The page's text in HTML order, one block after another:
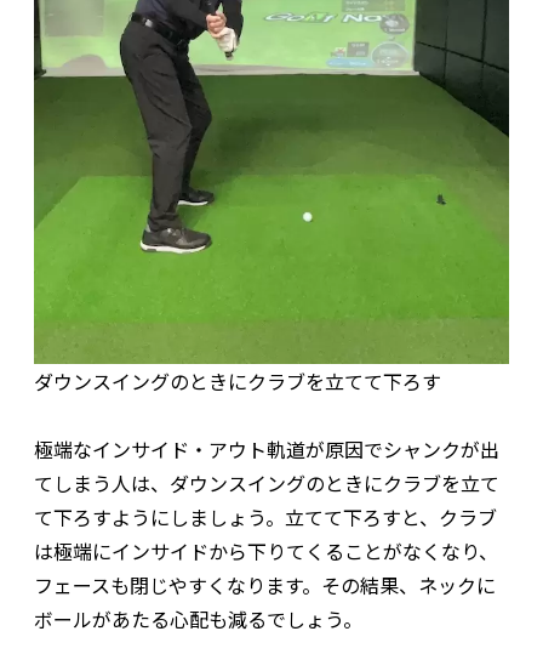
ダウンスイングのときにクラブを立てて下ろす
極端なインサイド・アウト軌道が原因でシャンクが出
てしまう人は、ダウンスイングのときにクラブを立て
て下ろすようにしましょう。立てて下ろすと、クラブ
は極端にインサイドから下りてくることがなくなり、
フェースも閉じやすくなります。その結果、ネックに
ボールがあたる心配も減るでしょう。